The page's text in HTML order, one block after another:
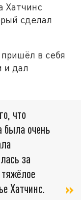
Хатчинс
сделал
в себя
и дал
что
была очень
за
Хатчинс.